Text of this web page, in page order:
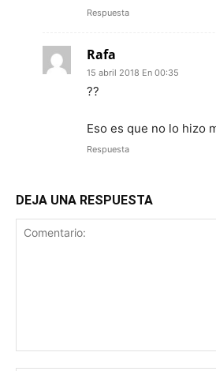
Respuesta
Rafa
15 abril 2018 En 00:35
??
Eso es que no lo hizo
Respuesta
DEJA UNA RESPUESTA